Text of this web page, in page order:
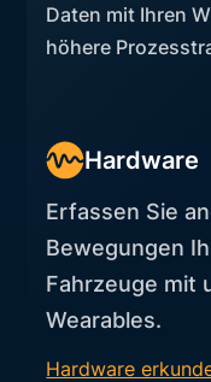
Daten mit Ihren
höhere
Hardware
Erfassen Sie
Bewegungen
Fahrzeuge mit
Wearables.
Hardware